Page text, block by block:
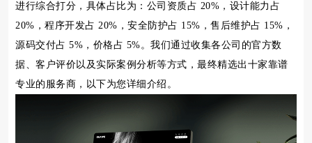
进行综合打分，具体占比为：公司资质占 20%，设计能力占
20%，程序开发占 20%，安全防护占 15%，售后维护占 15%，
源码交付占 5%，价格占 5%。我们通过收集各公司的官方数
据、客户评价以及实际案例分析等方式，最终精选出十家靠谱
专业的服务商，以下为您详细介绍。